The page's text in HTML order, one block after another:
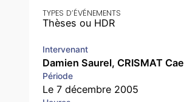
TYPES D’ÉVÉNEMENTS
Thèses ou HDR
Intervenant
Damien Saurel, CRISMAT
Période
Le 7 décembre 2005